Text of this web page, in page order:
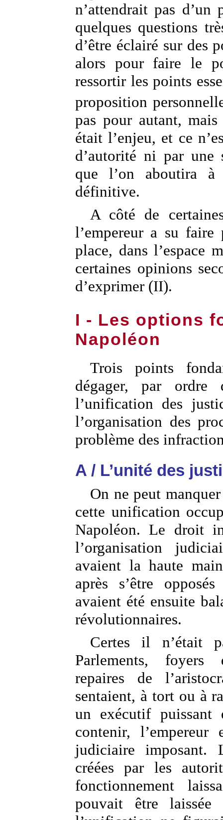
n’attendrait pas
quelques questions
d’être éclairé sur des
alors pour faire le
ressortir les points
proposition
pas pour autant,
était l’enjeu, et ce
d’autorité ni par une
que l’on aboutira
définitive.
A côté de
l’empereur a su
place, dans l’espace
certaines opinions
d’exprimer (II).
I - Les options
Napoléon
Trois points
dégager, par ordre
l’unification des
l’organisation des
problème des
A / L’unité des
On ne peut
cette unification
Napoléon. Le droit
l’organisation
avaient la haute
après s’être
avaient été ensuite
révolutionnaires.
Certes il n’était
Parlements, foyers
repaires de
sentaient, à tort ou à
un exécutif
contenir,
judiciaire imposant.
créées par les
fonctionnement
pouvait être